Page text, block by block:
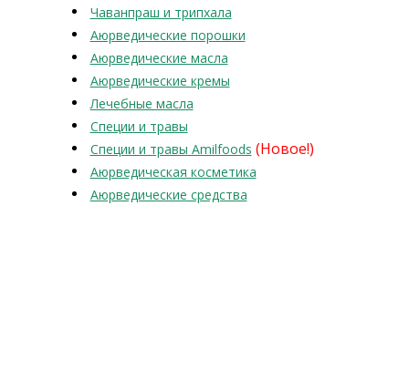
Чаванпраш и трипхала
Аюрведические порошки
Аюрведические масла
Аюрведические кремы
Лечебные масла
Специи и травы
Специи и травы Amilfoods (Новое!)
Аюрведическая косметика
Аюрведические средства